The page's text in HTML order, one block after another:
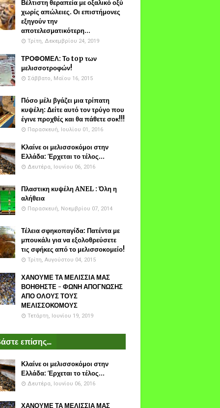
Βέλτιστη θεραπεία με οξαλικό οξύ
χωρίς απώλειες. Οι επιστήμονες
εξηγούν την
αποτελεσματικότερη...
Τρίτη, Δεκεμβρίου 24, 2019
ΤΡΟΦΟΜΕΛ: Το top των
μελισσοτροφών!
Σάββατο, Μαΐου 16, 2015
Πόσο μέλι βγάζει μια τρίπατη
κυψέλη: Δείτε αυτό τον τρύγο που
έγινε προχθές και θα πάθετε σοκ!!!
Παρασκευή, Ιουλίου 01, 2016
Κλαίνε οι μελισσοκόμοι στην
Ελλάδα: Έρχεται το τέλος...
Δευτέρα, Ιουνίου 06, 2016
Πλαστικη κυψέλη ANEL : Όλη η
αλήθεια
Παρασκευή, Νοεμβρίου 07, 2014
Τέλεια σφηκοπαγίδα: Πατέντα με
μπουκάλι για να εξολοθρεύσετε
τις σφήκες από το μελισσοκομείο!
Τρίτη, Αυγούστου 04, 2015
ΧΑΝΟΥΜΕ ΤΑ ΜΕΛΙΣΣΙΑ ΜΑΣ
ΒΟΗΘΗΣΤΕ - ΦΩΝΗ ΑΠΟΓΝΩΣΗΣ
ΑΠΟ ΟΛΟΥΣ ΤΟΥΣ
ΜΕΛΙΣΣΟΚΟΜΟΥΣ
Τετάρτη, Ιουνίου 19, 2019
επίσης...
Κλαίνε οι μελισσοκόμοι στην
Ελλάδα: Έρχεται το τέλος...
Δευτέρα, Ιουνίου 06, 2016
ΧΑΝΟΥΜΕ ΤΑ ΜΕΛΙΣΣΙΑ ΜΑΣ